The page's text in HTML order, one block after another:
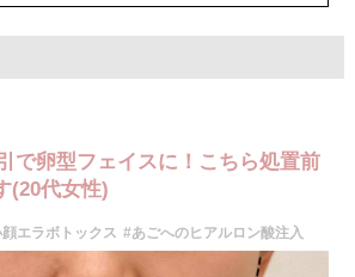
円(税込)
込)
い箇所に合わせて目立ちにくい箇所に2～3mm
ューレと呼ばれる細い管を用いて、脂肪細胞を直
同時にAスレッド®と呼ばれる溶ける繊維をお顔の
へ挿入し、皮膚を内側から引き上げて固定しま
感、痛み、しびれ、むくみ、内出血、引き攣れ
ることがございます。また、稀に貧血、細菌感
の知覚鈍麻、ぼこつき、硬結、瘢痕化、色素沈
で卵型フェイスに！こちら処置前
(20代女性)
エラボトックス #あごへのヒアルロン酸注入